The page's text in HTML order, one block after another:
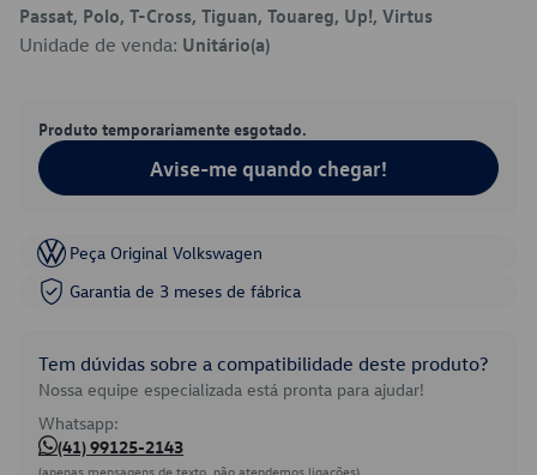
Passat, Polo, T-Cross, Tiguan, Touareg, Up!, Virtus
Unidade de venda: Unitário(a)
Produto temporariamente esgotado.
Avise-me quando chegar!
Peça Original Volkswagen
Garantia de 3 meses de fábrica
Tem dúvidas sobre a compatibilidade deste produto?
Nossa equipe especializada está pronta para ajudar!
Whatsapp:
(41) 99125-2143
(apenas mensagens de texto, não atendemos ligações)